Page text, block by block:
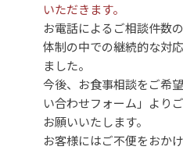
いただきます。
お電話によるご相談件数
体制の中での継続的な対
ました。
今後、お食事相談をご希
い合わせフォーム」より
お願いいたします。
お客様にはご不便をおか